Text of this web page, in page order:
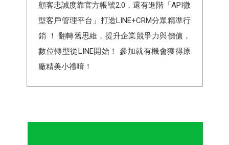
顧客忠誠度靠官方帳號2.0，還有進階「API微
型客戶管理平台」打造LINE+CRM分眾精準行
銷 ！ 翻轉舊思維，提升企業競爭力與價值，
數位轉型從LINE開始！ 參加就有機會獲得原
廠精美小禮唷！